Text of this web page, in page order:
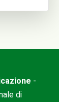
-
di